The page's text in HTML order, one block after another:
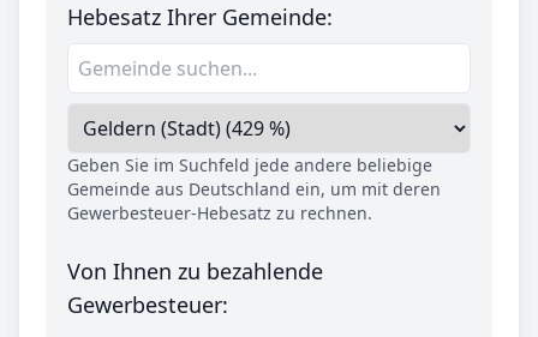
Hebesatz Ihrer Gemeinde:
Geben Sie im Suchfeld jede andere beliebige
Gemeinde aus Deutschland ein, um mit deren
Gewerbesteuer-Hebesatz zu rechnen.
Von Ihnen zu bezahlende
Gewerbesteuer: